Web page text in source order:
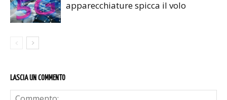
apparecchiature spicca il volo
LASCIA UN COMMENTO